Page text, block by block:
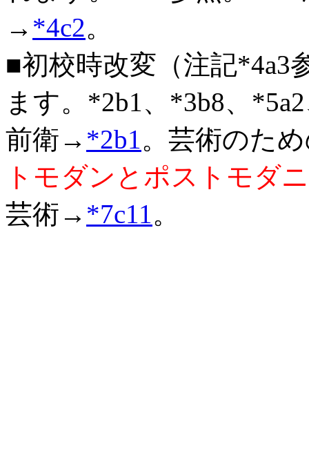
→ *4c2。
■初校時改変（注記*4a3
ます。*2b1、*3b8、
前衛→ *2b1。芸術のた
トモダンとポストモダ
芸術→ *7c11。